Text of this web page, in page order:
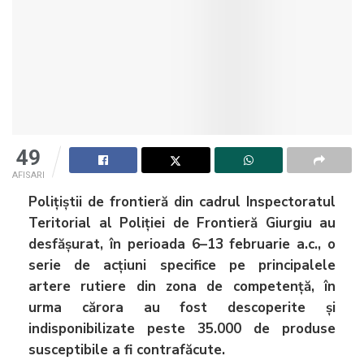
49
AFISARI
Polițiștii de frontieră din cadrul Inspectoratul
Teritorial al Poliției de Frontieră Giurgiu au
desfășurat, în perioada 6–13 februarie a.c., o
serie de acțiuni specifice pe principalele
artere rutiere din zona de competență, în
urma cărora au fost descoperite și
indisponibilizate peste 35.000 de produse
susceptibile a fi contrafăcute.